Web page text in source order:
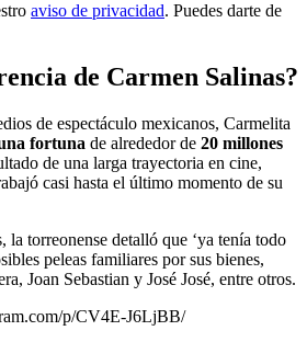
aviso de privacidad. Puedes darte de
de Carmen Salinas?
de espectáculo mexicanos, Carmelita
fortuna de alrededor de 20 millones
de una larga trayectoria en cine,
casi hasta el último momento de su
la torreonense detalló que ‘ya tenía todo
peleas familiares por sus bienes,
Joan Sebastian y José José, entre otros.
p/CV4E-J6LjBB/